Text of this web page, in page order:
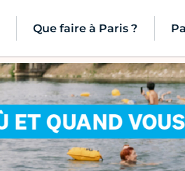
Que faire à Paris ?